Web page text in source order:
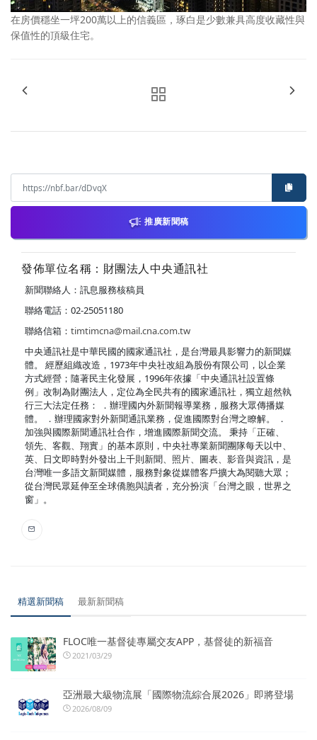
在房價穩坐一坪200萬以上的信義區，琢白是少數兼具高度收藏性與
保值性的頂級住宅。
推廣新聞稿
發佈單位名稱：財團法人中央通訊社
新聞聯絡人：訊息服務核稿員
聯絡電話：02-25051180
聯絡信箱： timtimcna@mail.cna.com.tw
中央通訊社是中華民國的國家通訊社，是台灣最具影響力的新聞媒
體。 經歷組織改造，1973年中央社改組為股份有限公司，以企業
方式經營；隨著民主化發展，1996年依據「中央通訊社設置條
例」改制為財團法人，定位為全民共有的國家通訊社，獨立超然執
行三大法定任務： ．辦理國內外新聞報導業務，服務大眾傳播媒
體。 ．辦理國家對外新聞通訊業務，促進國際對台灣之瞭解。 ．
加強與國際新聞通訊社合作，增進國際新聞交流。 秉持「正確、
領先、客觀、翔實」的基本原則，中央社專業新聞團隊每天以中、
英、日文即時對外發出上千則新聞、照片、圖表、影音與資訊，是
台灣唯一多語文新聞媒體，服務對象從媒體客戶擴大為閱聽大眾；
從台灣民眾延伸至全球僑胞與讀者，充分扮演「台灣之眼，世界之
窗」。
精選新聞稿 最新新聞稿
FLOC唯一基督徒專屬交友APP，基督徒的新福音
2021/03/29
亞洲最大級物流展「國際物流綜合展2026」即將登場
2026/08/09